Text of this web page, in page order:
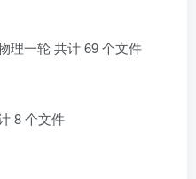
一轮 共计 69 个文件
8 个文件